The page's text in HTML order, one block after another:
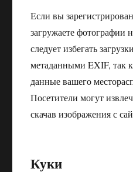
Если вы
загружаете фотографии
следует избегать
метаданными EXIF, так
данные вашего
Посетители могут
скачав изображения с
Куки